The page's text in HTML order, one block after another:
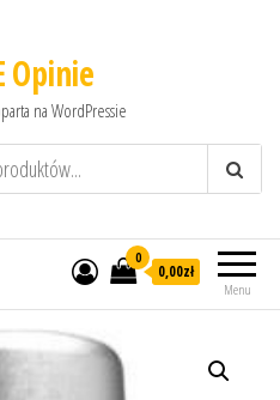
Opinie
na WordPressie
Menu
0
0,00zł